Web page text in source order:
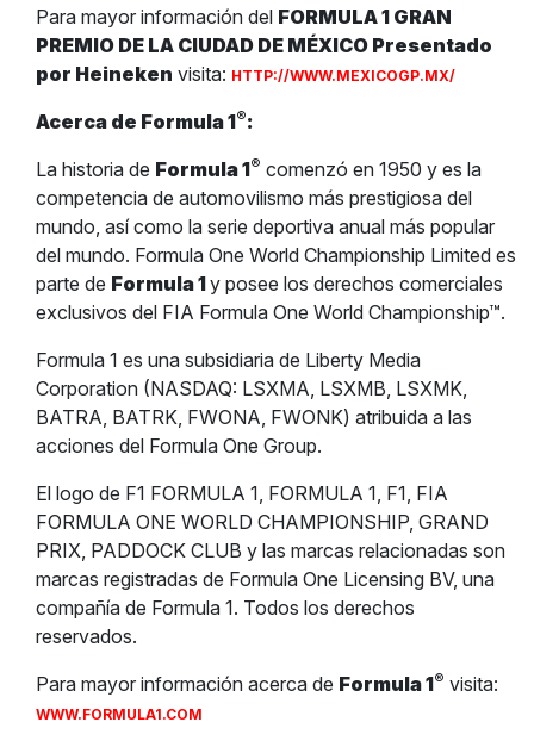
Para mayor información del FORMULA 1 GRAN
PREMIO DE LA CIUDAD DE MÉXICO Presentado
por Heineken visita: HTTP://WWW.MEXICOGP.MX/
Acerca de Formula 1®:
La historia de Formula 1® comenzó en 1950 y es la
competencia de automovilismo más prestigiosa del
mundo, así como la serie deportiva anual más popular
del mundo. Formula One World Championship Limited es
parte de Formula 1y posee los derechos comerciales
exclusivos del FIA Formula One World Championship™.
Formula 1 es una subsidiaria de Liberty Media
Corporation (NASDAQ: LSXMA, LSXMB, LSXMK,
BATRA, BATRK, FWONA, FWONK) atribuida a las
acciones del Formula One Group.
El logo de F1 FORMULA 1, FORMULA 1, F1, FIA
FORMULA ONE WORLD CHAMPIONSHIP, GRAND
PRIX, PADDOCK CLUB y las marcas relacionadas son
marcas registradas de Formula One Licensing BV, una
compañía de Formula 1. Todos los derechos
reservados.
Para mayor información acerca de Formula 1® visita:
WWW.FORMULA1.COM